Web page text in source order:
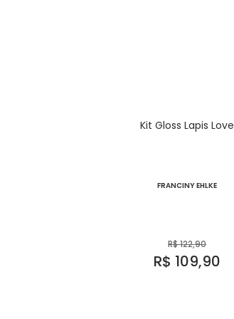
Kit Gloss Lapis Love
FRANCINY EHLKE
R$122,90
R$ 109,90